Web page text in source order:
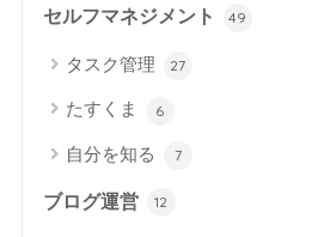
セルフマネジメント 49
タスク管理 27
たすくま 6
自分を知る 7
ブログ運営 12